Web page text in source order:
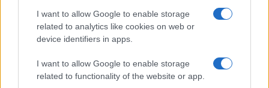
I want to allow Google to enable storage
related to analytics like cookies on web or
device identifiers in apps.
I want to allow Google to enable storage
related to functionality of the website or app.
60.000 €
≈ 5.500 € ≈ 450 €
Più alta è la retribuzione, maggiore è il vantaggio.
In due anni di lavoro aggiuntivo, il guadagno può
superare11.000 euro nettiper chi ha stipendi
medio-alti.